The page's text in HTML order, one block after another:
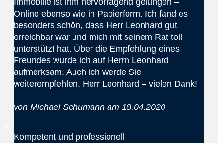
Immobilie ist ihm hervorragend gelungen –
Online ebenso wie in Papierform. Ich fand es
besonders schön, dass Herr Leonhard gut
erreichbar war und mich mit seinem Rat toll
unterstützt hat. Über die Empfehlung eines
Freundes wurde ich auf Herrn Leonhard
aufmerksam. Auch ich werde Sie
weiterempfehlen. Herr Leonhard – vielen Dank!
von Michael Schumann am 18.04.2020
Kompetent und professionell